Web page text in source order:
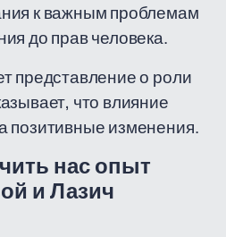
к важным проблемам
до прав человека.
представление о роли
что влияние
позитивные изменения.
нас опыт
и Лазич